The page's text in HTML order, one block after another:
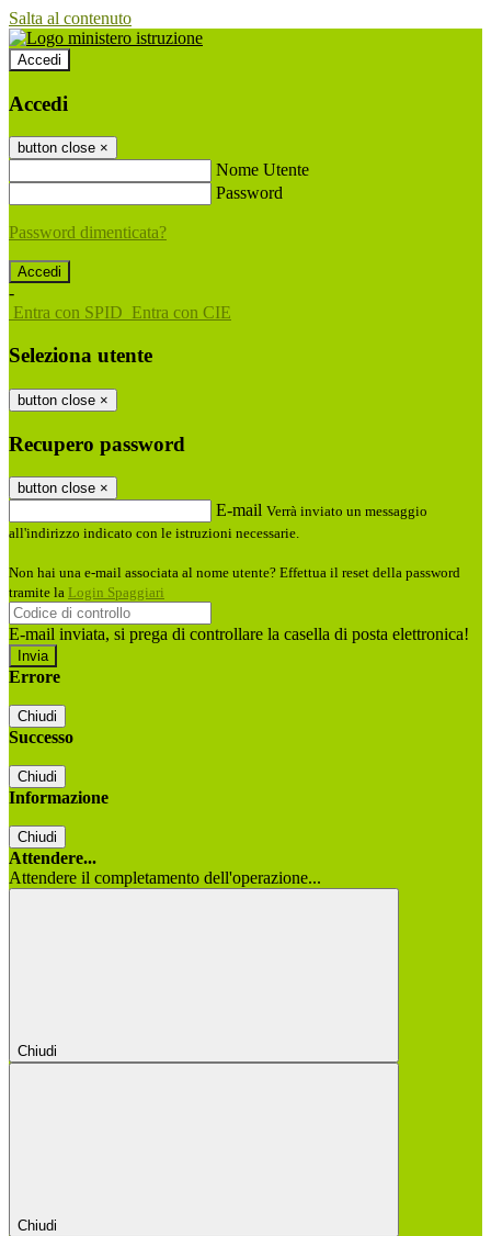
Salta al contenuto
Accedi
Accedi
button close ×
Nome Utente
Password
Password dimenticata?
-
Entra con SPID Entra con CIE
Seleziona utente
button close ×
Recupero password
button close ×
E-mail Verrà inviato un messaggio
all'indirizzo indicato con le istruzioni necessarie.
Non hai una e-mail associata al nome utente? Effettua il reset della password
tramite la Login Spaggiari
E-mail inviata, si prega di controllare la casella di posta elettronica!
Errore
Chiudi
Successo
Chiudi
Informazione
Chiudi
Attendere...
Attendere il completamento dell'operazione...
Chiudi
Chiudi